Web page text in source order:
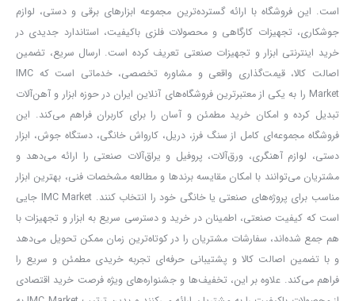
است. این فروشگاه با ارائه گسترده‌ترین مجموعه ابزارهای برقی و دستی، لوازم
جوشکاری، تجهیزات کارگاهی و محصولات فلزی باکیفیت، استاندارد جدیدی در
خرید اینترنتی ابزار و تجهیزات صنعتی تعریف کرده است. ارسال سریع، تضمین
اصالت کالا، قیمت‌گذاری واقعی و مشاوره تخصصی، خدماتی است که IMC
Market را به یکی از معتبرترین فروشگاه‌های آنلاین ایران در حوزه ابزار و آهن‌آلات
تبدیل کرده و امکان خرید مطمئن و آسان را برای کاربران فراهم می‌کند. این
فروشگاه مجموعه‌ای کامل از سنگ فرز، دریل، کارواش خانگی، دستگاه جوش، ابزار
دستی، لوازم آهنگری، ورق‌آلات، پروفیل و یراق‌آلات صنعتی را ارائه می‌دهد و
مشتریان می‌توانند با امکان مقایسه برندها و مطالعه مشخصات فنی، بهترین ابزار
مناسب برای پروژه‌های صنعتی یا خانگی خود را انتخاب کنند. IMC Market جایی
است که کیفیت صنعتی، اطمینان در خرید و دسترسی سریع به ابزار و تجهیزات با
هم جمع شده‌اند، سفارشات مشتریان را در کوتاه‌ترین زمان ممکن تحویل می‌دهد
و با تضمین اصالت کالا و پشتیبانی حرفه‌ای تجربه خریدی مطمئن و سریع را
فراهم می‌کند. علاوه بر این، تخفیف‌ها و جشنواره‌های ویژه فرصت خرید اقتصادی